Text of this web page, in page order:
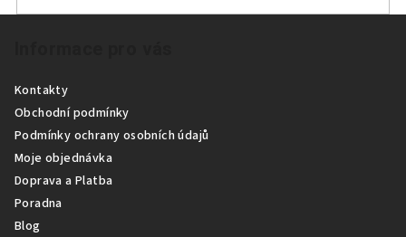
Kontakty
Obchodní podmínky
Podmínky ochrany osobních údajů
Moje objednávka
Doprava a Platba
Poradna
Blog